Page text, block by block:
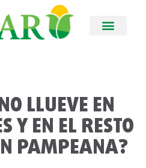
LLUEVE EN
Y EN EL RESTO
PAMPEANA?